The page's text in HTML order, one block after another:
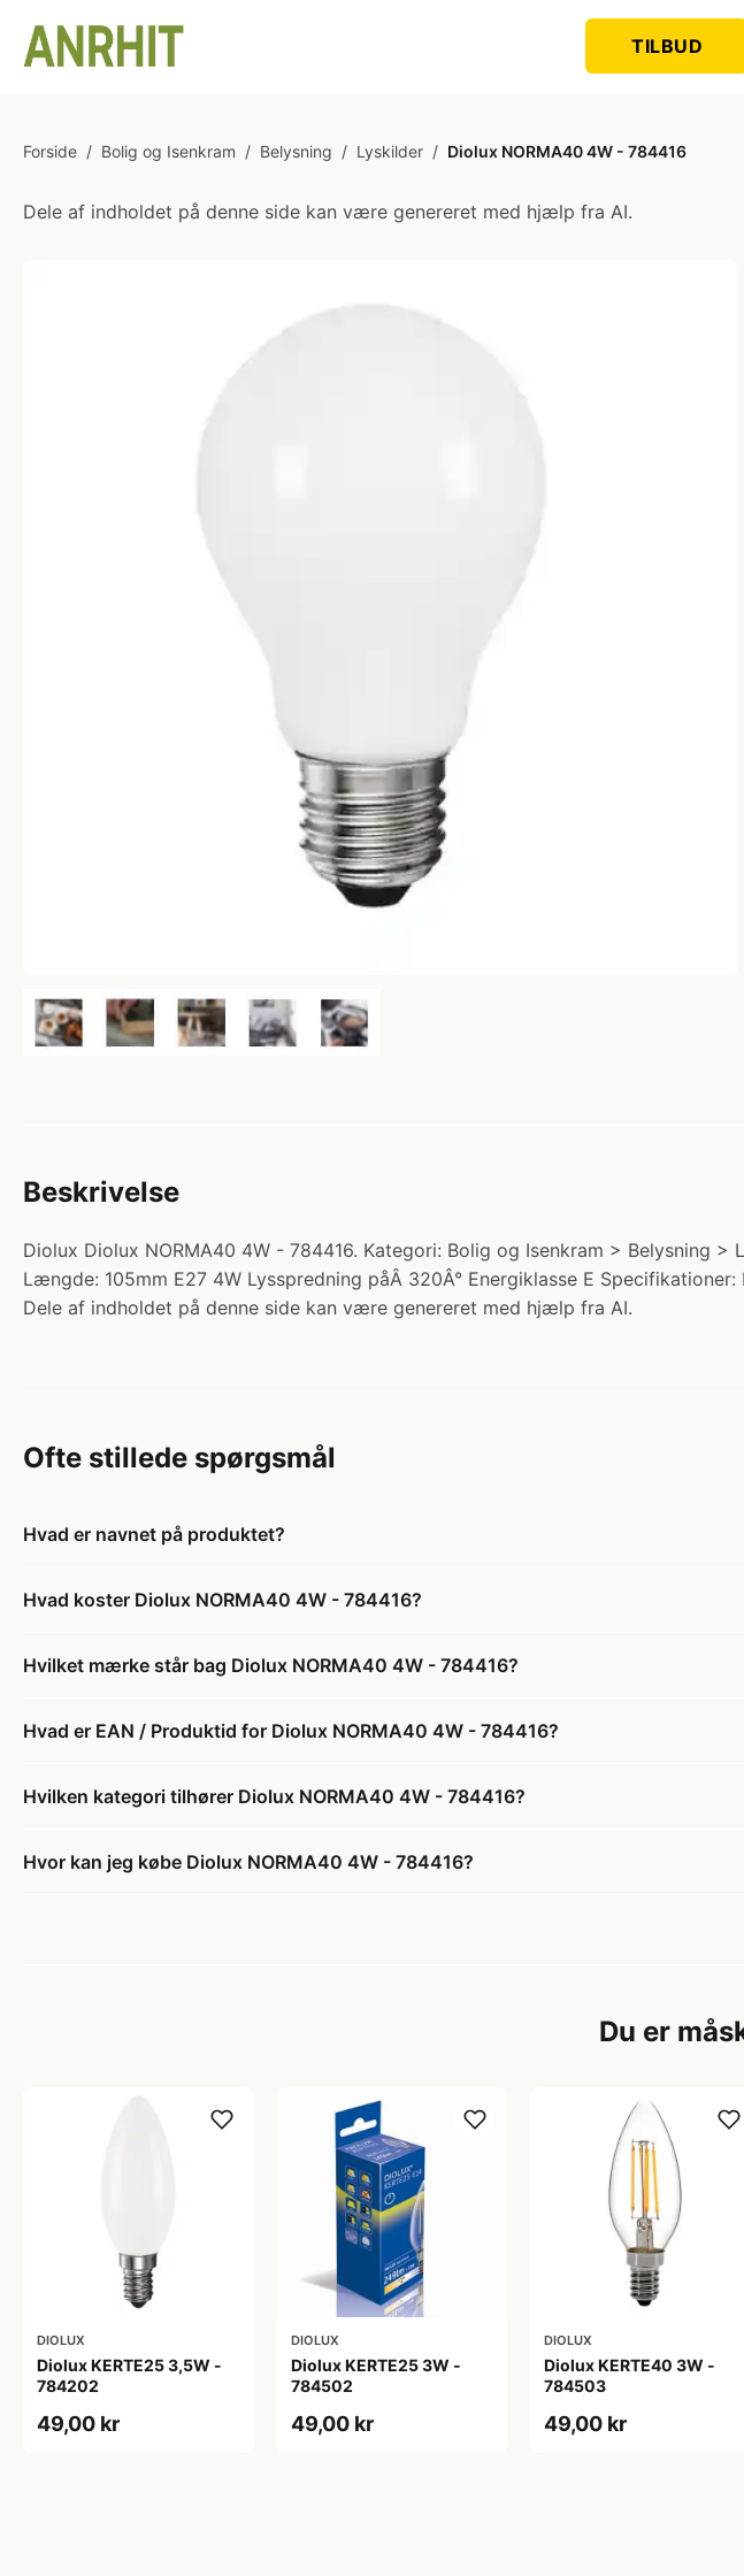
TILBUD
Forside / Bolig og Isenkram / Belysning / Lyskilder / Diolux NORMA40 4W - 784416
Dele af indholdet på denne side kan være genereret med hjælp fra AI.
Beskrivelse
Diolux Diolux NORMA40 4W - 784416. Kategori: Bolig og Isenkram > Belysning
Længde: 105mm E27 4W Lysspredning påÂ 320Â° Energiklasse E
Dele af indholdet på denne side kan være genereret med hjælp fra AI.
Ofte stillede spørgsmål
Hvad er navnet på produktet?
Hvad koster Diolux NORMA40 4W - 784416?
Hvilket mærke står bag Diolux NORMA40 4W - 784416?
Hvad er EAN / Produktid for Diolux NORMA40 4W - 784416?
Hvilken kategori tilhører Diolux NORMA40 4W - 784416?
Hvor kan jeg købe Diolux NORMA40 4W - 784416?
Du er
DIOLUX
Diolux KERTE25 3,5W -
784202
49,00 kr
DIOLUX
Diolux KERTE25 3W -
784502
49,00 kr
DIOLUX
Diolux KERTE40 3W -
784503
49,00 kr